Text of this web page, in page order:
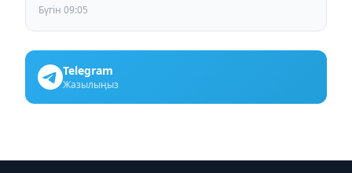
Бүгін 09:05
Telegram
Жазылыңыз